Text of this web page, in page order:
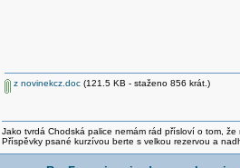
z novinekcz.doc(121.5 KB - staženo 856 krát.)
Jako tvrdá Chodská palice nemám rád přísloví o tom,
Příspěvky psané kurzívou berte s velkou rezervou a